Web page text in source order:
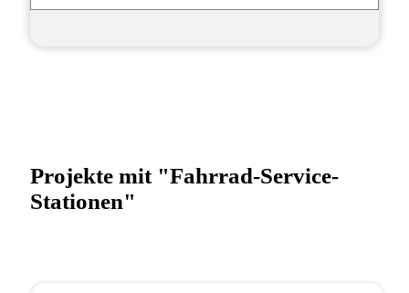
Projekte mit "Fahrrad-Service-
Stationen"